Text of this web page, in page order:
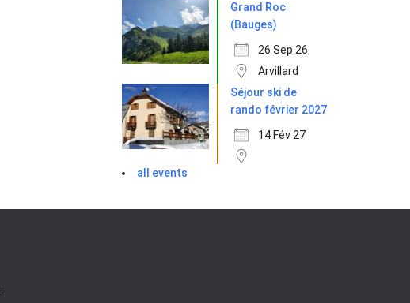
Grand Roc
(Bauges)
26 Sep 26
Arvillard
Séjour ski de
rando février 2027
14 Fév 27
all events